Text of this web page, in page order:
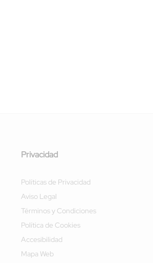
Privacidad
Políticas de Privacidad
Aviso Legal
Términos y Condiciones
Política de Cookies
Accesibilidad
Mapa Web